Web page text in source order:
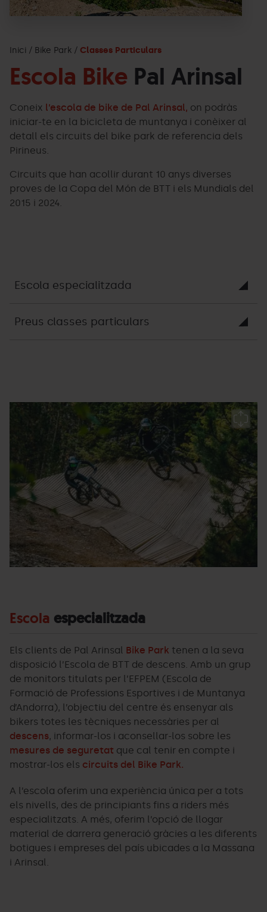
Inici Bike Park Classes Particulars
Escola Bike Pal Arinsal
Coneix l’escola de bike de Pal Arinsal, on podràs
iniciar-te en la bicicleta de muntanya i conèixer al
detall els circuits del bike park de referencia dels
Pirineus.
Circuits que han acollir durant 10 anys diverses
proves de la Copa del Món de BTT i els Mundials del
2015 i 2024.
Escola especialitzada
Preus classes particulars
Grandvalira
Escola especialitzada
Els clients de Pal Arinsal Bike Park tenen a la seva
disposició l’Escola de BTT de descens. Amb un grup
de monitors titulats per l’EFPEM (Escola de
Formació de Professions Esportives i de Muntanya
d’Andorra), l’objectiu del centre és ensenyar als
bikers totes les tècniques necessàries per al
descens, informar-los i aconsellar-los sobre les
mesures de seguretat que cal tenir en compte i
mostrar-los els circuits del Bike Park.
A l’escola oferim una experiència única per a tots
els nivells, des de principiants fins a riders més
especialitzats. A més, oferim l’opció de llogar
material de darrera generació gràcies a les diferents
botigues i empreses del país ubicades a la Massana
i Arinsal.